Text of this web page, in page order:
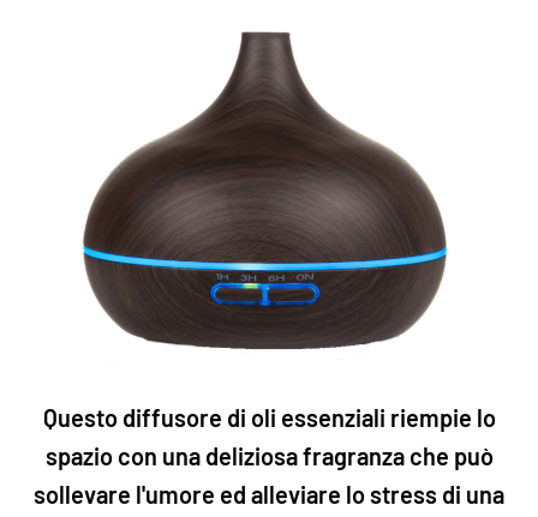
Questo diffusore di oli essenziali riempie lo
spazio con una deliziosa fragranza che può
sollevare l'umore ed alleviare lo stress di una